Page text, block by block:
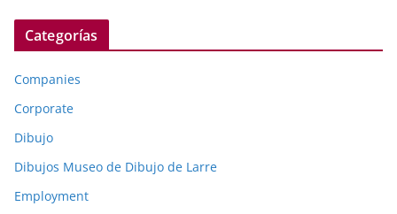
Categorías
Companies
Corporate
Dibujo
Dibujos Museo de Dibujo de Larre
Employment